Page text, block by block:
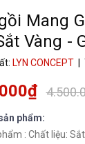
Mang
Vàng -
LYN CONCEPT |
phẩm:
lớp sơn nhũ vàng bên